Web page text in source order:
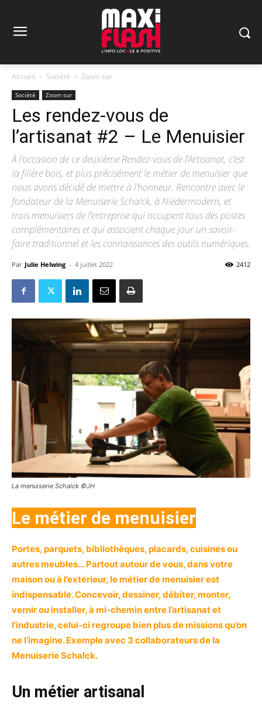
Accueil Société Zoom sur
Société Zoom sur
Les rendez-vous de
l’artisanat #2 – Le Menuisier
À l’occasion de ce deuxième Rendez-vous de l’Artisanat, c’est
la filière bois, et plus précisément le métier de menuisier que
nous avons décidé de mettre à l’honneur. Rencontre avec le
fondateur de la Menuiserie Schalck, à Niedermodern, et
trois menuisiers de l’entreprise qui occupent tous des postes
complémentaires et qui associent chaque jour un savoir-
faire traditionnel et les connaissances des outils numériques.
Par Julie Helwing - 4 juillet 2022 2412
La menuiserie Schalck ©JH
Le métier de menuisier
Portes, parquets, bibliothèques, placards, cuisines ou
autres meubles… Partout autour de vous, dans votre
maison ou à l’extérieur, le métier de menuisier est
indispensable. Concevoir, dessiner, débiter, monter,
vernir ou installer, à mi-chemin entre l’artisanat et
l’industrie, celui-ci regroupe bien plus de missions qu’on
ne l’imagine. Exemple avec 3 collaborateurs de la
Menuiserie Schalck.
Un métier artisanal